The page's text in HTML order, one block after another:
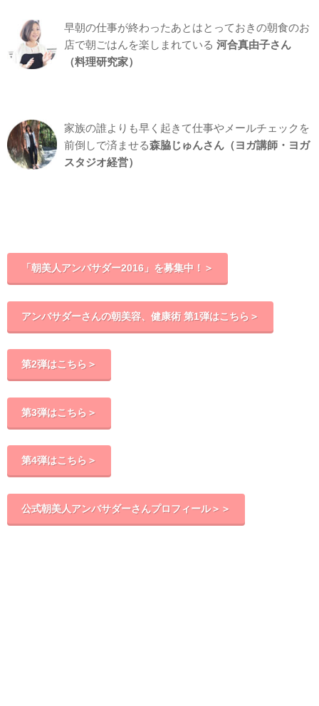
早朝の仕事が終わったあとはとっておきの朝食のお
店で朝ごはんを楽しまれている 河合真由子さん
（料理研究家）
家族の誰よりも早く起きて仕事やメールチェックを
前倒しで済ませる森脇じゅんさん（ヨガ講師・ヨガ
スタジオ経営）
「朝美人アンバサダー2016」を募集中！＞
アンバサダーさんの朝美容、健康術 第1弾はこちら＞
第2弾はこちら＞
第3弾はこちら＞
第4弾はこちら＞
公式朝美人アンバサダーさんプロフィール＞＞